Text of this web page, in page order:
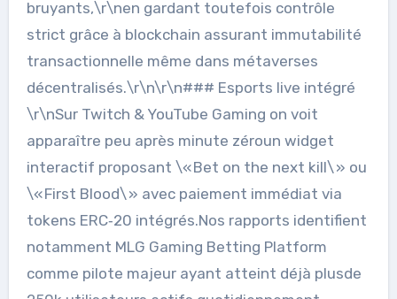
bruyants,\r\nen gardant toutefois contrôle
strict grâce à blockchain assurant immutabilité
transactionnelle même dans métaverses
décentralisés.\r\n\r\n### Esports live intégré
\r\nSur Twitch & YouTube Gaming on voit
apparaître peu après minute zéroun widget
interactif proposant \« Bet on the next kill\ » ou
\« First Blood\ » avec paiement immédiat via
tokens ERC‑20 intégrés.Nos rapports identifient
notamment MLG Gaming Betting Platform
comme pilote majeur ayant atteint déjà plusde